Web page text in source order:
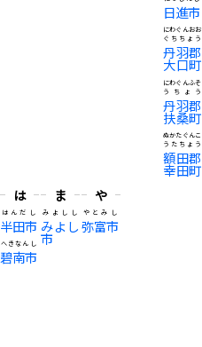
日進市
丹羽郡
大口町
にわぐんおお
ぐちちょう
丹羽郡
扶桑町
にわぐんふそ
うちょう
額田郡
幸田町
ぬかたぐんこ
うたちょう
は
半田市
はんだし
碧南市
へきなんし
ま
みよし
市
みよしし
や
弥富市
やとみし